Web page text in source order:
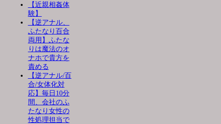
【近親相姦体
験】
【逆アナル、
ふたなり百合
両用】ふたな
りは魔法のオ
ナホで貴方を
責める
【逆アナル/百
合/女体化対
応】毎日10分
間、会社のふ
たなり女性の
性処理担当で